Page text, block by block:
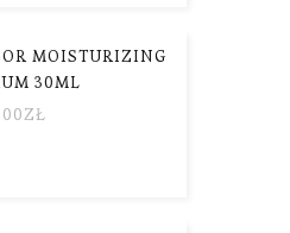
MOISTURIZING
30ML
ZŁ